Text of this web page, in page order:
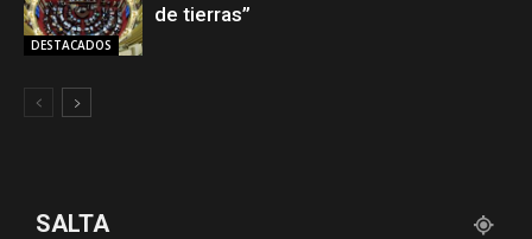
DESTACADOS
de tierras”
SALTA